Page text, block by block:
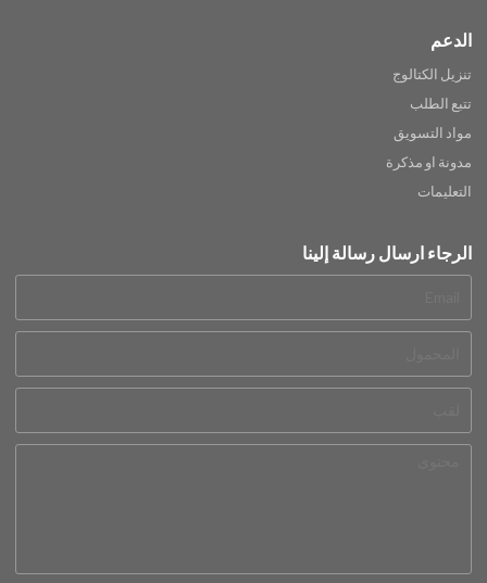
الدعم
تنزيل الكتالوج
تتبع الطلب
مواد التسويق
مدونة او مذكرة
التعليمات
الرجاء ارسال رسالة إلينا